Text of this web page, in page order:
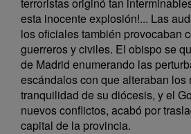
esta inocente explosión!... Las
los oficiales también provocaban
guerreros y civiles. El obispo se
de Madrid enumerando las
escándalos con que alteraban los
tranquilidad de su diócesis, y el
nuevos conflictos, acabó por
capital de la provincia.